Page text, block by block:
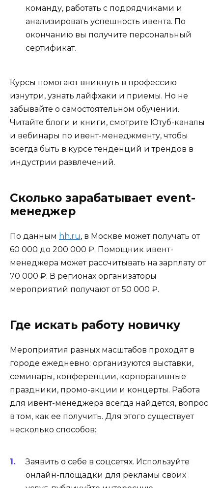
команду, работать с подрядчиками и
анализировать успешность ивента. По
окончанию вы получите персональный
сертификат.
Курсы помогают вникнуть в профессию
изнутри, узнать лайфхаки и приемы. Но не
забывайте о самостоятельном обучении.
Читайте блоги и книги, смотрите Ютуб-каналы
и вебинары по ивент-менеджменту, чтобы
всегда быть в курсе тенденций и трендов в
индустрии развлечений.
Сколько зарабатывает event-
менеджер
По данным hh.ru, в Москве может получать от
60 000 до 200 000 ₽. Помощник ивент-
менеджера может рассчитывать на зарплату от
70 000 ₽. В регионах организаторы
мероприятий получают от 50 000 ₽.
Где искать работу новичку
Мероприятия разных масштабов проходят в
городе ежедневно: организуются выставки,
семинары, конференции, корпоративные
праздники, промо-акции и концерты. Работа
для ивент-менеджера всегда найдется, вопрос
в том, как ее получить. Для этого существует
несколько способов:
Заявить о себе в соцсетях. Используйте
онлайн-площадки для рекламы своих